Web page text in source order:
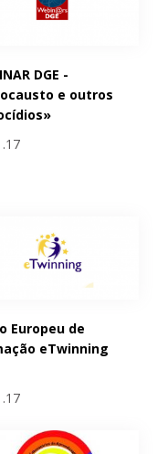
DGE -
e outros
Europeu de
eTwinning